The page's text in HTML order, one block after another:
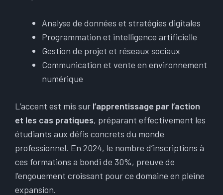
Analyse de données et stratégies digitales
Programmation et intelligence artificielle
Gestion de projet et réseaux sociaux
Communication et vente en environnement
numérique
L’accent est mis sur l’apprentissage par l’action
et les cas pratiques, préparant effectivement les
étudiants aux défis concrets du monde
professionnel. En 2024, le nombre d’inscriptions à
ces formations a bondi de 30%, preuve de
l’engouement croissant pour ce domaine en pleine
expansion.